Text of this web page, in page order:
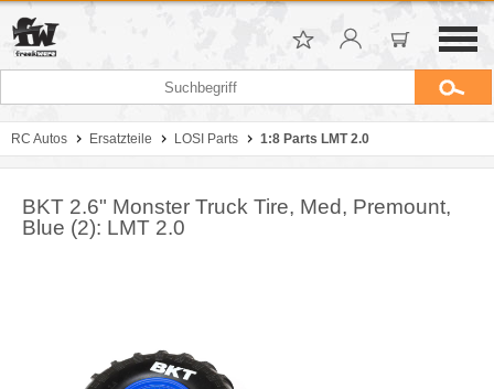
RC Autos Ersatzteile LOSI Parts 1:8 Parts LMT 2.0
BKT 2.6" Monster Truck Tire, Med, Premount,
Blue (2): LMT 2.0